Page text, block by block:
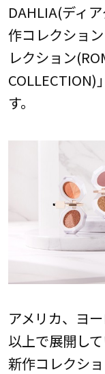
DAHLIA(ディ
作コレクショ
レクション
COLLECTION)
す。
アメリカ、ヨ
以上で展開し
新作コレクシ